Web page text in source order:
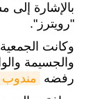
بالإشارة
"رويترز".
وكانت الجمعية
والجسيمة
رفضه مندوب